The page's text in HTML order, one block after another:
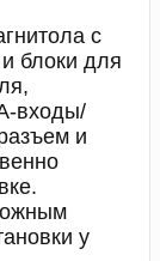
с
блоки для
входы/
и
у